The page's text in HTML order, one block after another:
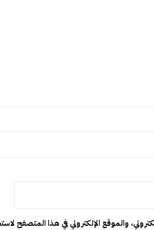
والموقع الإلكتروني في هذا المتصفح